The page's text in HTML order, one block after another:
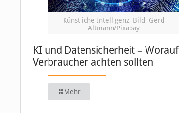
Künstliche Intelligenz, Bild: Gerd
Altmann/Pixabay
KI und Datensicherheit – Worauf
Verbraucher achten sollten
Mehr